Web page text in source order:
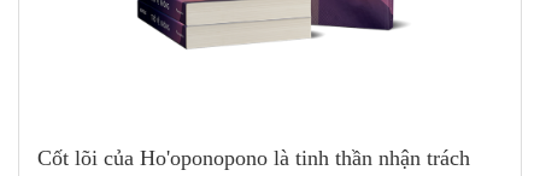
Cốt lõi của Ho'oponopono là tinh thần nhận trách